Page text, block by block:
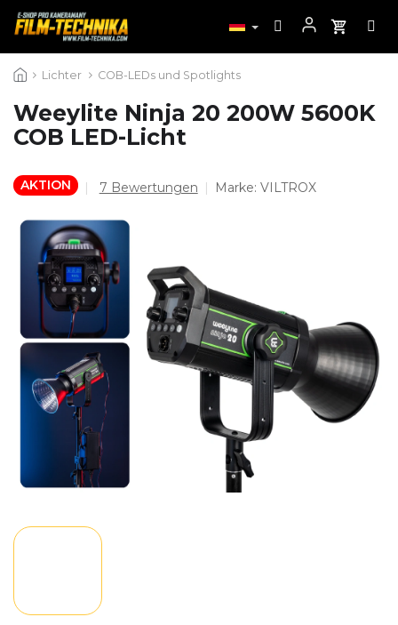
Inhalt Lichter COB-LEDs und Spotlights
Weeylite Ninja 20 200W 5600K
COB LED-Licht
AKTION
Die
Produktbewertung
ist
5,0
von
5
Sternen.
7 Bewertungen Marke:VILTROX